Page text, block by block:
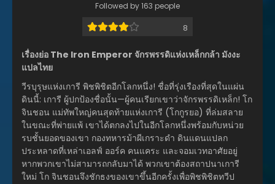
Followed by 163 people
8
เรื่องย่อ The Iron Emperor จักรพรรดิแห่งเหล็กกล้า มังงะ
แปลไทย
วีรบุรุษแห่งเการี พิชพิชิตอีกโลกหนึ่ง! ชื่อที่รุ่งเรืองที่สุดในแผ่น
ดินนี้: เการี ผู้ปกป้องชื่อนั้น—ผู้คนเรียกเขาว่าจักรพรรดิเหล็ก! โก
จินชอน แม่ทัพใหญ่คนสุดท้ายแห่งเการี (โกกูรยอ) ที่ล่มสลาย
ในขณะที่พ่ายแพ้ เขาได้ตกลงไปในอีกโลกหนึ่งพร้อมกับหน่วย
รบชั้นยอดของเขา กองทหารม้าผีเกราะดำ ดินแดนแปลก
ประหลาดที่เหล่าเอลฟ์ ออร์ค คนแคระ และจอมเวทอาศัยอยู่
หากพวกเขาไม่สามารถกลับมาได้ พวกเขาต้องสถาปนาเการี
ใหม่ โก จินชอนจึงชักธงของเขาขึ้นอีกครั้งเพื่อพิชพิชิตทวีป